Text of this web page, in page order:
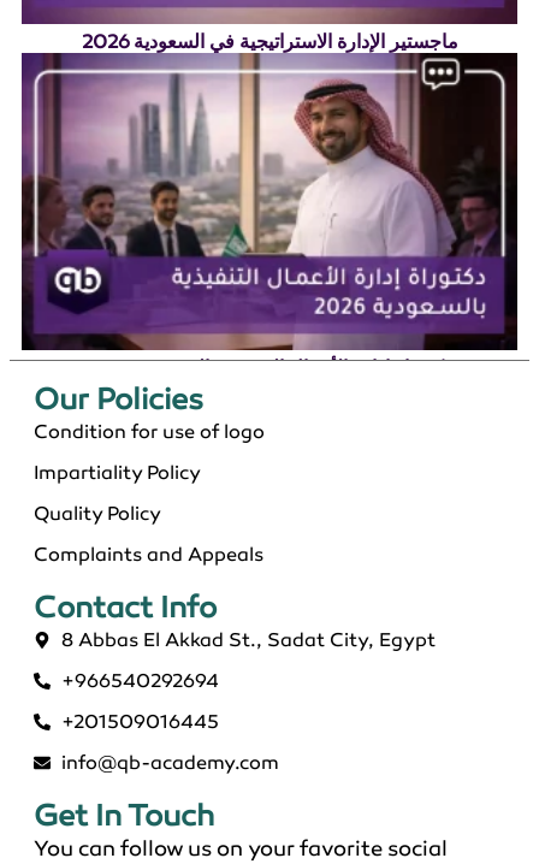
ماجستير الإدارة الاستراتيجية في السعودية 2026
دكتوراة إدارة الأعمال التنفيذية بالسعودية 2026
ماجستير عن بعد معتمد في السعودية 2026
Our Policies​
Condition for use of logo
Impartiality Policy
Quality Policy
Complaints and Appeals
Contact Info​
8 Abbas El Akkad St., Sadat City, Egypt
+966540292694
+201509016445
info@qb-academy.com
Get In Touch
You can follow us on your favorite social